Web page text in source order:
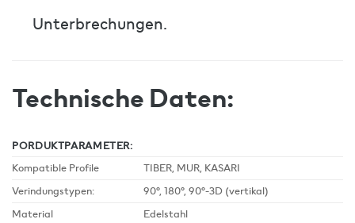
Unterbrechungen.
Technische Daten:
PORDUKTPARAMETER:
Kompatible Profile
TIBER, MUR, KASARI
Verindungstypen:
90°, 180°, 90°-3D (vertikal)
Material
Edelstahl